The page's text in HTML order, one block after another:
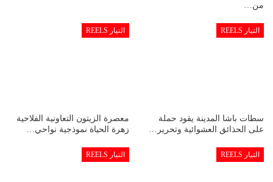
من…
التيار REELS
سطات باشا المدينة يقود حملة
على الحذائق العشوائية وتحرير…
التيار REELS
معصرة الزيتون التعاونية الفلاحية
زهرة الحياة نموذجية نواحي…
التيار REELS التيار REELS